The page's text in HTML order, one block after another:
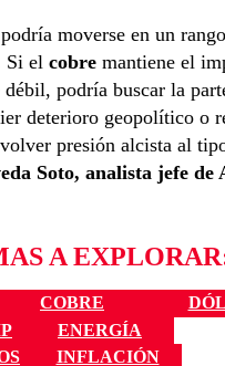
podría moverse en un
Si el cobre mantiene el
débil, podría buscar la
deterioro geopolítico o
presión alcista al
Soto, analista jefe de
A
COBRE
ENERGÍA
INFLACIÓN